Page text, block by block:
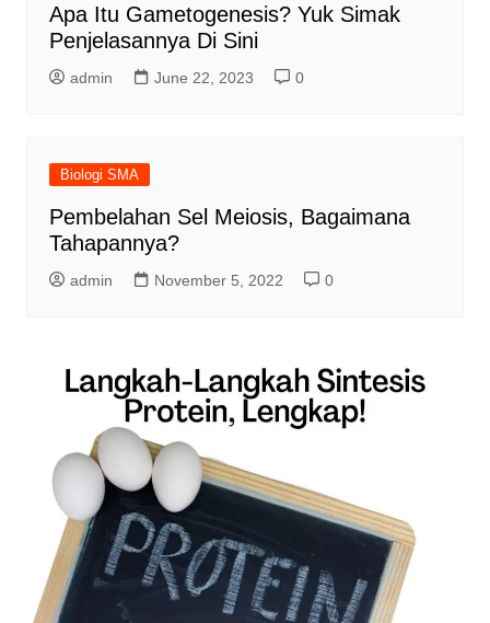
Apa Itu Gametogenesis? Yuk Simak
Penjelasannya Di Sini
admin June 22, 2023 0
Biologi SMA
Pembelahan Sel Meiosis, Bagaimana
Tahapannya?
admin November 5, 2022 0